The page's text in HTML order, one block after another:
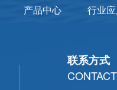
产品中心 行业
联系方式